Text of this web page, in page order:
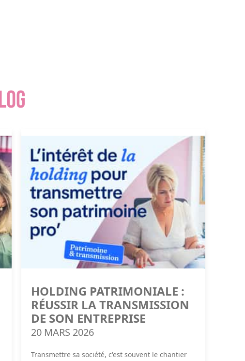
HOLDING PATRIMONIALE :
RÉUSSIR LA TRANSMISSION
DE SON ENTREPRISE
20 MARS 2026
Transmettre sa société, c'est souvent le chantier